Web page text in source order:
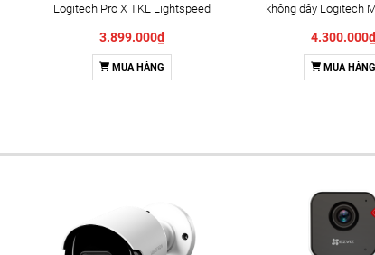
Logitech Pro X TKL Lightspeed
012137
3.899.000₫
MUA HÀNG
không dây Logitech
4.300.000₫
MUA HÀNG